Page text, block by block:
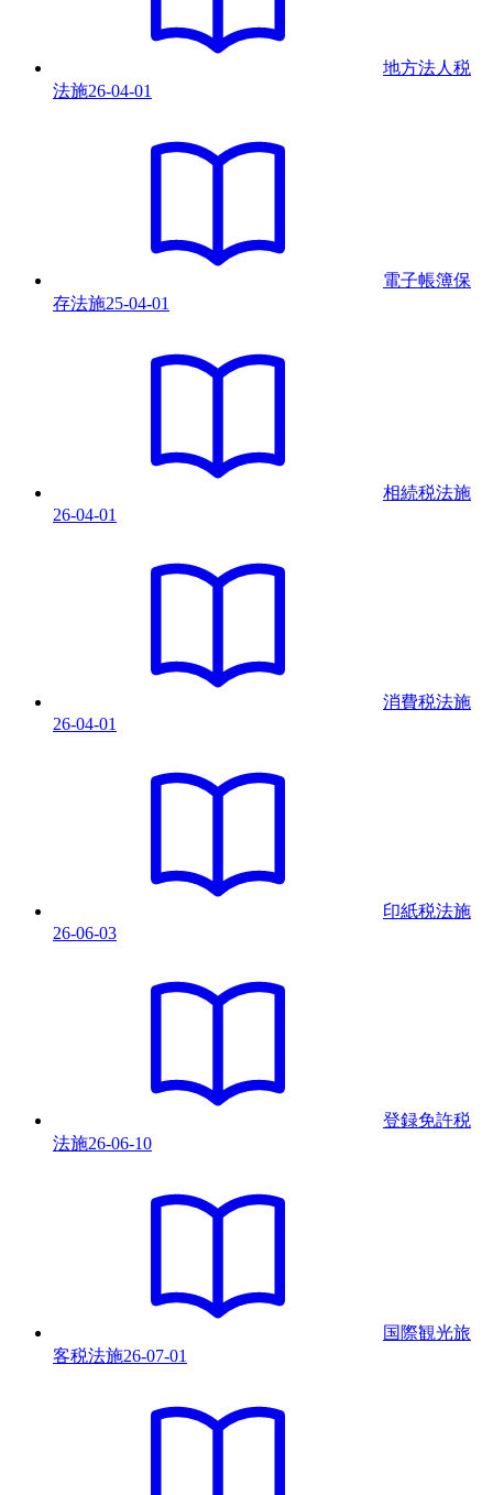
地方法人税
法施26-04-01
電子帳簿保
存法施25-04-01
相続税法施
26-04-01
消費税法施
26-04-01
印紙税法施
26-06-03
登録免許税
法施26-06-10
国際観光旅
客税法施26-07-01